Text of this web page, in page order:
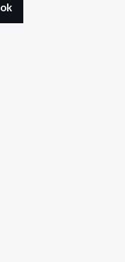
ok